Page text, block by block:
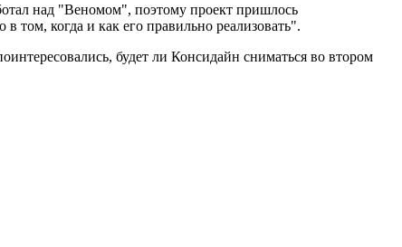
над "Веномом", поэтому проект пришлось
том, когда и как его правильно реализовать".
будет ли Консидайн сниматься во втором